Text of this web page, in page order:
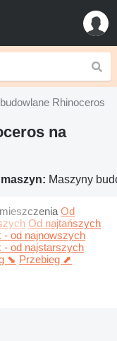
Rhinoceros
na
Maszyny
Od
Od najtańszych
- od najnowszych
- od najstarszych
⬊ Przebieg ⬈